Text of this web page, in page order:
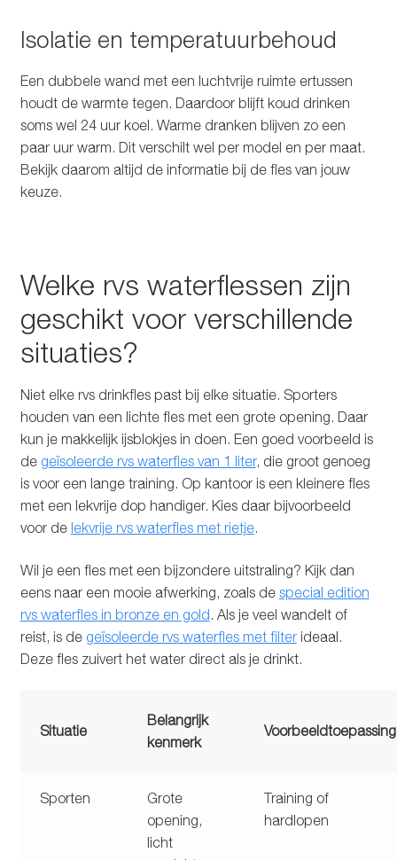
Isolatie en temperatuurbehoud
Een dubbele wand met een luchtvrije ruimte ertussen
houdt de warmte tegen. Daardoor blijft koud drinken
soms wel 24 uur koel. Warme dranken blijven zo een
paar uur warm. Dit verschilt wel per model en per maat.
Bekijk daarom altijd de informatie bij de fles van jouw
keuze.
Welke rvs waterflessen zijn
geschikt voor verschillende
situaties?
Niet elke rvs drinkfles past bij elke situatie. Sporters
houden van een lichte fles met een grote opening. Daar
kun je makkelijk ijsblokjes in doen. Een goed voorbeeld is
de geïsoleerde rvs waterfles van 1 liter, die groot genoeg
is voor een lange training. Op kantoor is een kleinere fles
met een lekvrije dop handiger. Kies daar bijvoorbeeld
voor de lekvrije rvs waterfles met rietje.
Wil je een fles met een bijzondere uitstraling? Kijk dan
eens naar een mooie afwerking, zoals de special edition
rvs waterfles in bronze en gold. Als je veel wandelt of
reist, is de geïsoleerde rvs waterfles met filterideaal.
Deze fles zuivert het water direct als je drinkt.
Situatie
Belangrijk
kenmerk
Voorbeeldtoepassing
Sporten
Grote
opening,
licht
Training of
hardlopen